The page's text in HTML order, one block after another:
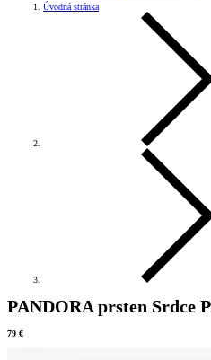
Úvodná stránka
PANDORA prsten Srdce
79 €